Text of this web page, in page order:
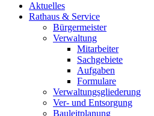
Aktuelles
Rathaus & Service
Bürgermeister
Verwaltung
Mitarbeiter
Sachgebiete
Aufgaben
Formulare
Verwaltungsgliederung
Ver- und Entsorgung
Bauleitplanung